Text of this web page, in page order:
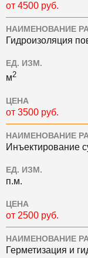
от 4500 руб.
НАИМЕНОВАНИЕ
Гидроизоляция
ЕД. ИЗМ.
м2
ЦЕНА
от 3500 руб.
НАИМЕНОВАНИЕ
Инъектирование
ЕД. ИЗМ.
п.м.
ЦЕНА
от 2500 руб.
НАИМЕНОВАНИЕ
Герметизация и